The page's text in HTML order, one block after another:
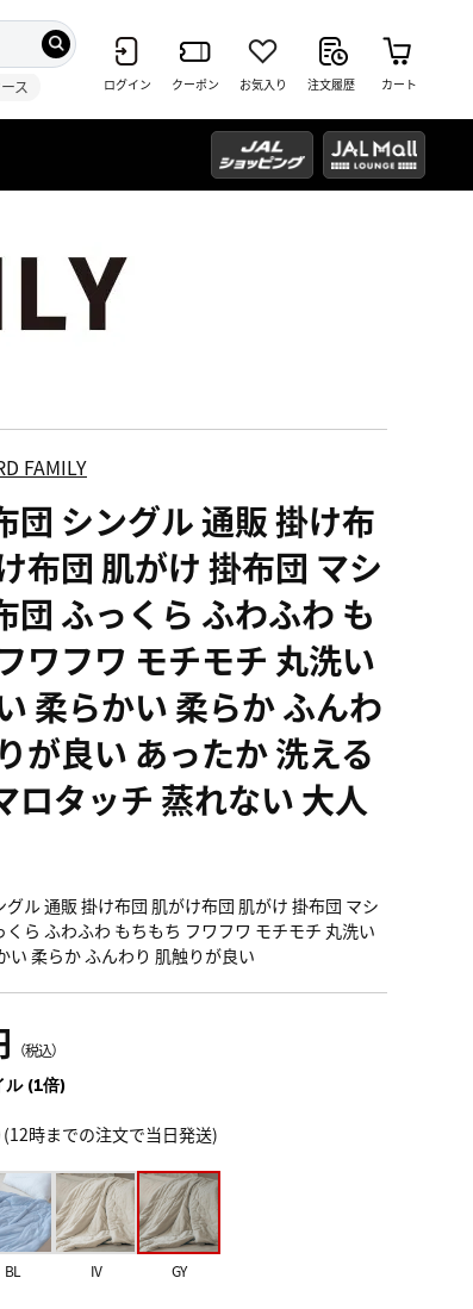
ス ログイン クーポン お気入り 注文履歴 カート
FAMILY
団 シングル 通販 掛け布
布団 肌がけ 掛布団 マシ
団 ふっくら ふわふわ も
ワフワ モチモチ 丸洗い
柔らかい 柔らか ふんわ
が良い あったか 洗える
ロタッチ 蒸れない 大人
グル 通販 掛け布団 肌がけ布団 肌がけ 掛布団 マシ
くら ふわふわ もちもち フワフワ モチモチ 丸洗い
い 柔らか ふんわり 肌触りが良い
（税込）
ル (1倍)
時までの注文で当日発送)
BL IV GY